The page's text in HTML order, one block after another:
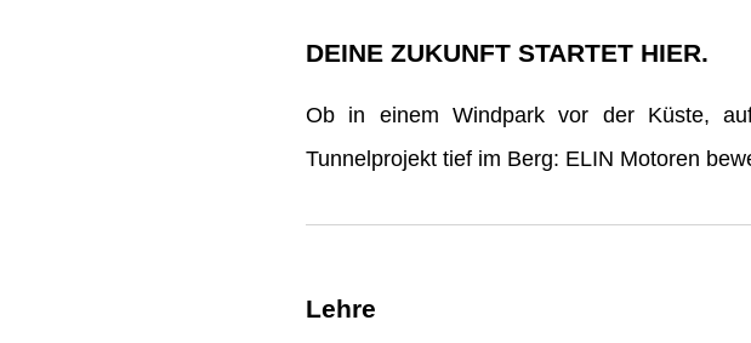
DEINE ZUKUNFT STARTET HIER.
Ob in einem Windpark vor der Küste,
Tunnelprojekt tief im Berg: ELIN Motoren
Lehre